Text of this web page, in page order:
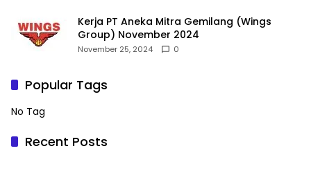
Kerja PT Aneka Mitra Gemilang (Wings
Group) November 2024
November 25, 2024 0
Popular Tags
No Tag
Recent Posts